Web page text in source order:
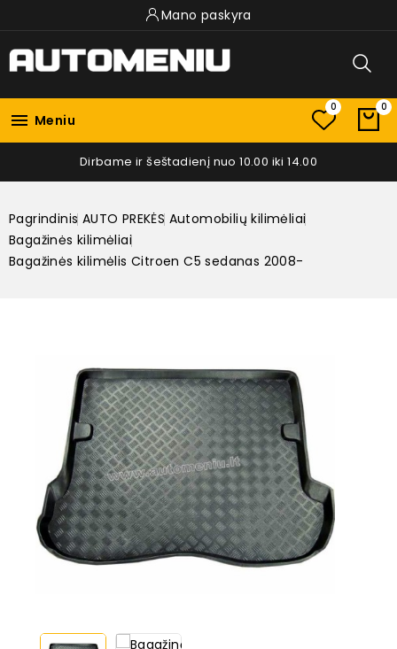
Mano paskyra
 Meniu
0 0
Dirbame ir šeštadienį nuo 10.00 iki 14.00
Pagrindinis AUTO PREKĖS Automobilių kilimėliai
Bagažinės kilimėliai
Bagažinės kilimėlis Citroen C5 sedanas 2008-